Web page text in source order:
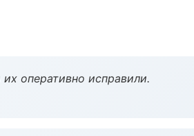
оперативно исправили.